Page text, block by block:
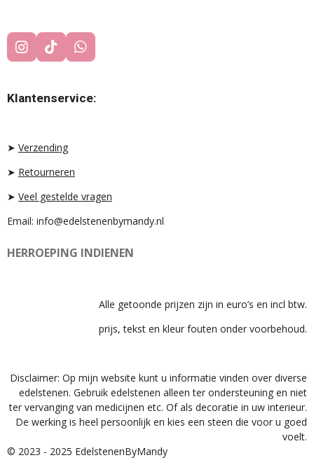
I
N
T
A
A
T
I
T
O
W
H
T
S
Klantenservice:
➤ Verzending
➤ Retourneren
➤ Veel gestelde vragen
Email: info@edelstenenbymandy.nl
HERROEPING INDIENEN
Alle getoonde prijzen zijn in euro’s en incl btw.
prijs, tekst en kleur fouten onder voorbehoud.
Disclaimer: Op mijn website kunt u informatie vinden over diverse
edelstenen. Gebruik edelstenen alleen ter ondersteuning en niet
ter vervanging van medicijnen etc. Of als decoratie in uw interieur.
De werking is heel persoonlijk en kies een steen die voor u goed
voelt.
© 2023 - 2025 EdelstenenByMandy